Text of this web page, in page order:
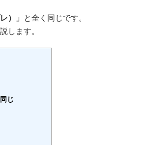
）」 と全く同じです。
します。
じ